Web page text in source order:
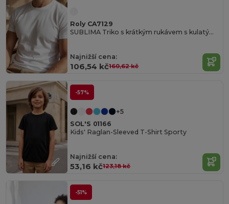
Roly CA7129
SUBLIMA Triko s krátkým rukávem s kulatým průkrčníkem a bočními švy
Najnižší cena:
106,54 kč160,62 kč
-57%
+5
SOL'S 01166
Kids' Raglan-Sleeved T-Shirt Sporty
Najnižší cena:
53,16 kč123,18 kč
-51%